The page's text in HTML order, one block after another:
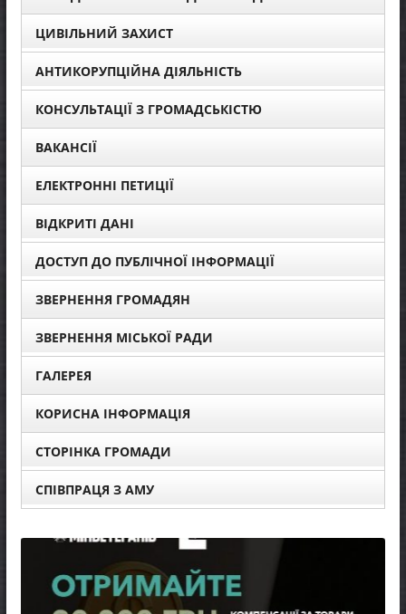
ЦИВІЛЬНИЙ ЗАХИСТ
АНТИКОРУПЦІЙНА ДІЯЛЬНІСТЬ
КОНСУЛЬТАЦІЇ З ГРОМАДСЬКІСТЮ
ВАКАНСІЇ
ЕЛЕКТРОННІ ПЕТИЦІЇ
ВІДКРИТІ ДАНІ
ДОСТУП ДО ПУБЛІЧНОЇ ІНФОРМАЦІЇ
ЗВЕРНЕННЯ ГРОМАДЯН
ЗВЕРНЕННЯ МІСЬКОЇ РАДИ
ГАЛЕРЕЯ
КОРИСНА ІНФОРМАЦІЯ
СТОРІНКА ГРОМАДИ
СПІВПРАЦЯ З АМУ